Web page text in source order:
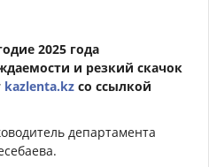
2025 года
и резкий скачок
kazlenta.kz со ссылкой
департамента